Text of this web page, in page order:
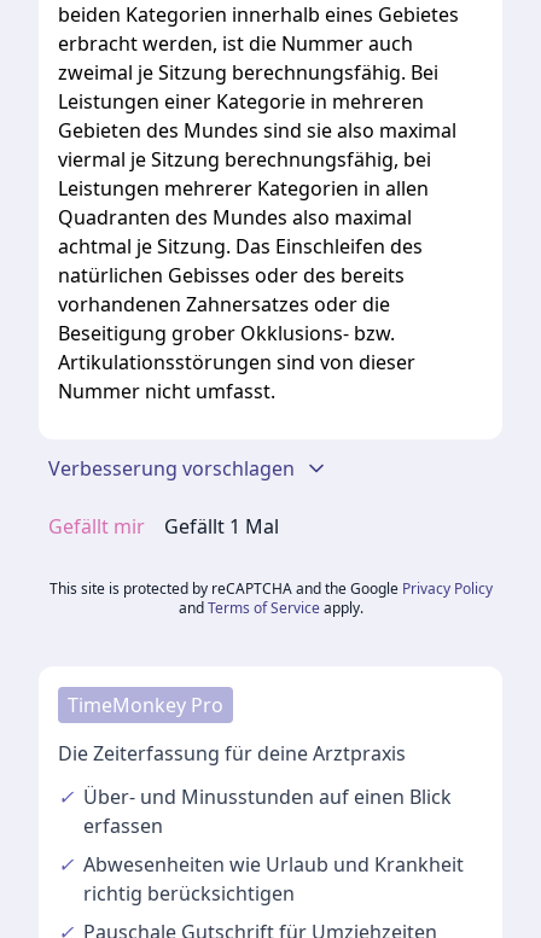
beiden Kategorien innerhalb eines Gebietes
erbrachtwerden, istdie Nummerauch
zweimal jeSitzung berechnungsfähig. Bei
Leistungen einer Kategorie in mehreren
Gebieten des Mundes sind siealso maximal
viermal jeSitzung berechnungsfähig, bei
Leistungen mehrerer Kategorien in allen
Quadranten des Mundes also maximal
achtmal jeSitzung. Das Einschleifen des
natürlichen Gebisses oderdes bereits
vorhandenen Zahnersatzes oderdie
Beseitigung grober Okklusions- bzw.
Artikulationsstörungen sind von dieser
Nummer nicht umfasst.
Verbesserung vorschlagen
Gefällt mir Gefällt 1 Mal
This site is protected by reCAPTCHA and the Google Privacy Policy
and Terms of Service apply.
TimeMonkey Pro
Die Zeiterfassung für deine Arztpraxis
✓ Über- und Minusstunden auf einen Blick
erfassen
✓ Abwesenheiten wie Urlaub und Krankheit
richtig berücksichtigen
✓ Pauschale Gutschriftfür Umziehzeiten